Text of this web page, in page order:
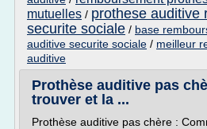
mutuelles / prothese auditive
securite sociale / base
auditive securite sociale / meilleur
auditive
Prothèse auditive pas
trouver et la ...
Prothèse auditive pas chère :